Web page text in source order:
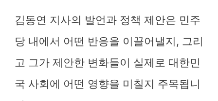
김동연 지사의 발언과 정책 제안은 민주
당 내에서 어떤 반응을 이끌어낼지, 그리
고 그가 제안한 변화들이 실제로 대한민
국 사회에 어떤 영향을 미칠지 주목됩니